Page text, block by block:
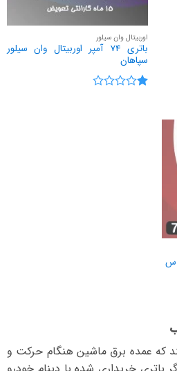
اوربیتال وان سیلور
باتری 74 آمپر اوربیتال وان سیلور
سپاهان
عاملی هستند که عمده برق ماشین هنگام حرکت و